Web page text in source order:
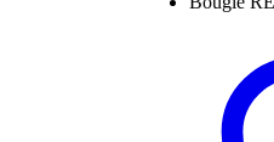
plusieurs
variations.